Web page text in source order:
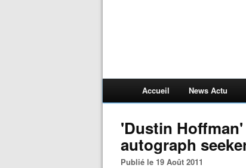
Accueil News Actu
'Dustin
autograph
Publié le 19 Août 2011